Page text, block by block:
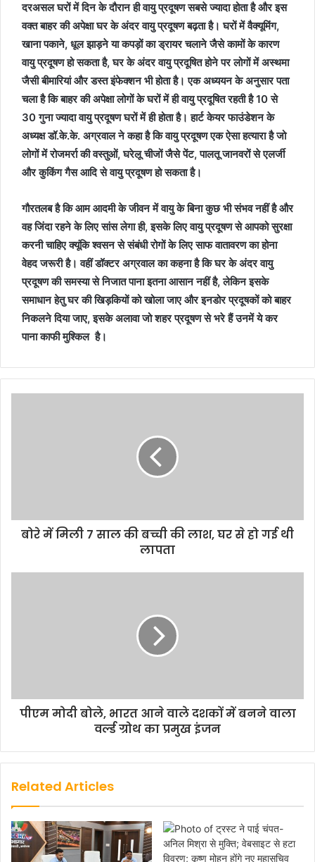
दरअसल घरों में दिन के दौरान ही वायु प्रदूषण सबसे ज्यादा होता है और इस
वक्त बाहर की अपेक्षा घर के अंदर वायु प्रदूषण बढ़ता है। घरों में वैक्यूमिंग,
खाना पकाने, धूल झाड़ने या कपड़ों का ड्रायर चलाने जैसे कामों के कारण
वायु प्रदूषण हो सकता है, घर के अंदर वायु प्रदूषित होने पर लोगों में अस्थमा
जैसी बीमारियां और डस्त इंफेक्शन भी होता है। एक अध्ययन के अनुसार पता
चला है कि बाहर की अपेक्षा लोगों के घरों में ही वायु प्रदूषित रहती है 10 से
30 गुना ज्यादा वायु प्रदूषण घरों में ही होता है। हार्ट केयर फाउंडेशन के
अध्यक्ष डॉ.के.के. अग्रवाल ने कहा है कि वायु प्रदूषण एक ऐसा हत्यारा है जो
लोगों में रोजमर्रा की वस्तुओं, घरेलू चीजों जैसे पेंट, पालतू जानवरों से एलर्जी
और कुकिंग गैस आदि से वायु प्रदूषण हो सकता है।
गौरतलब है कि आम आदमी के जीवन में वायु के बिना कुछ भी संभव नहीं है और
वह जिंदा रहने के लिए सांस लेगा ही, इसके लिए वायु प्रदूषण से आपको सुरक्षा
करनी चाहिए क्यूंकि श्वसन से संबंधी रोगों के लिए साफ वातावरण का होना
वेहद जरूरी है। वहीं डॉक्टर अग्रवाल का कहना है कि घर के अंदर वायु
प्रदूषण की समस्या से निजात पाना इतना आसान नहीं है, लेकिन इसके
समाधान हेतु घर की खिड़कियों को खोला जाए और इनडोर प्रदूषकों को बाहर
निकलने दिया जाए, इसके अलावा जो शहर प्रदूषण से भरे हैं उनमें ये कर
पाना काफी मुश्किल है।
बोरे में मिली 7 साल की बच्ची की लाश, घर से हो गई थी
लापता
पीएम मोदी बोले, भारत आने वाले दशकों में बनने वाला
वर्ल्ड ग्रोथ का प्रमुख इंजन
Related Articles